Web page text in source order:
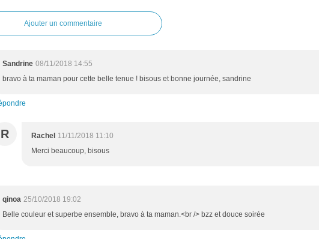
Ajouter un commentaire
Sandrine 08/11/2018 14:55
bravo à ta maman pour cette belle tenue ! bisous et bonne journée, sandrine
R Rachel 11/11/2018 11:10
Merci beaucoup, bisous
qinoa 25/10/2018 19:02
Belle couleur et superbe ensemble, bravo à ta maman.<br /> bzz et douce soirée